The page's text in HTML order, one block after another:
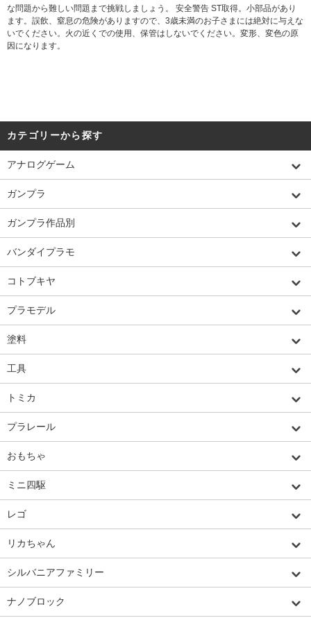
な問題から難しい問題まで挑戦しましょう。 安全警告 ST取得。小部品があり
ます。誤飲、窒息の危険がありますので、3歳未満のお子さまには絶対に与えな
いでください。火の近くでの使用、保管はしないでください。変形、変色の原
因になります。
カテゴリーから探す
アナログゲーム
ガンプラ
ガンプラ作品別
バンダイプラモ
コトブキヤ
プラモデル
塗料
工具
トミカ
プラレール
おもちゃ
ミニ四駆
レゴ
リカちゃん
シルバニアファミリー
ナノブロック